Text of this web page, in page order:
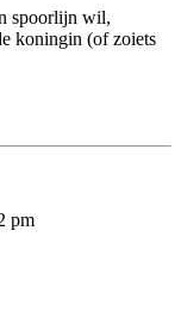
spoorlijn wil,
koningin (of zoiets
pm